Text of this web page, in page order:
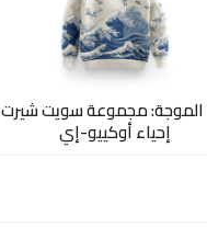
الموجة: مجموعة سويت شيرت
إحياء أوكييو-إي